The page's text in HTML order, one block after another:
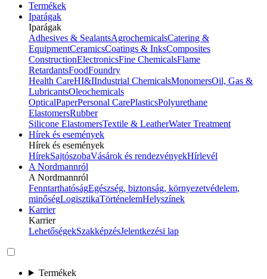
Termékek
Iparágak
Iparágak
Adhesives & SealantsAgrochemicalsCatering &
EquipmentCeramicsCoatings & InksComposites
ConstructionElectronicsFine ChemicalsFlame
RetardantsFoodFoundry
Health CareHI&IIndustrial ChemicalsMonomersOil, Gas &
LubricantsOleochemicals
OpticalPaperPersonal CarePlasticsPolyurethane
ElastomersRubber
Silicone ElastomersTextile & LeatherWater Treatment
Hírek és események
Hírek és események
HírekSajtószobaVásárok és rendezvényekHírlevél
A Nordmannról
A Nordmannról
FenntarthatóságEgészség, biztonság, környezetvédelem,
minőségLogisztikaTörténelemHelyszínek
Karrier
Karrier
LehetőségekSzakképzésJelentkezési lap
Termékek